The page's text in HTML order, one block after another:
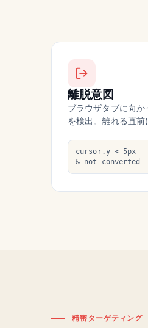
離脱意図
ブラウザタブに向か
を検出。離れる直前
cursor.y < 5px
& not_converted
精密ターゲティング